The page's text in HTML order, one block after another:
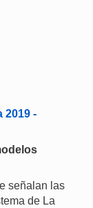
2019 -
señalan las
de La